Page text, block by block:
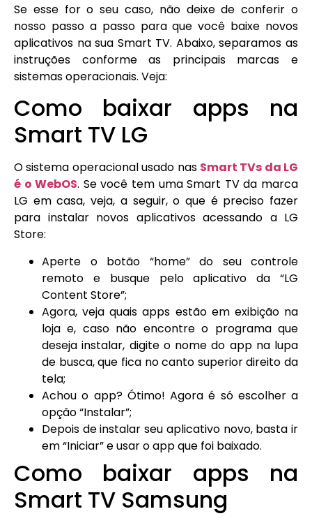
Se esse for o seu caso, não deixe de conferir o
nosso passo a passo para que você baixe novos
aplicativos na sua Smart TV. Abaixo, separamos as
instruções conforme as principais marcas e
sistemas operacionais. Veja:
Como baixar apps na
Smart TV LG
O sistema operacional usado nas Smart TVs da LG
é o WebOS. Se você tem uma Smart TV da marca
LG em casa, veja, a seguir, o que é preciso fazer
para instalar novos aplicativos acessando a LG
Store:
Aperte o botão “home” do seu controle
remoto e busque pelo aplicativo da “LG
Content Store”;
Agora, veja quais apps estão em exibição na
loja e, caso não encontre o programa que
deseja instalar, digite o nome do app na lupa
de busca, que fica no canto superior direito da
tela;
Achou o app? Ótimo! Agora é só escolher a
opção “Instalar”;
Depois de instalar seu aplicativo novo, basta ir
em “Iniciar” e usar o app que foi baixado.
Como baixar apps na
Smart TV Samsung